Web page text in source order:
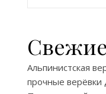
Альпинистская
прочные верёвки